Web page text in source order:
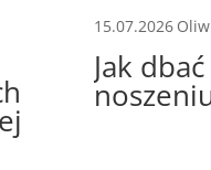
15.07.2026
Jak